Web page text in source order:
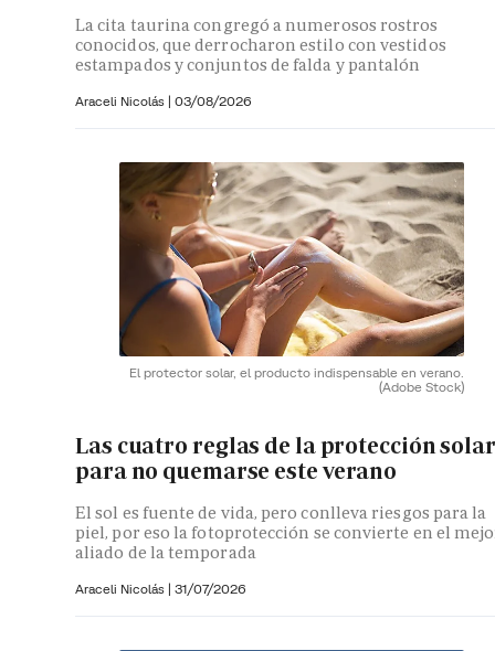
La cita taurina congregó a numerosos rostros
conocidos, que derrocharon estilo con vestidos
estampados y conjuntos de falda y pantalón
Araceli Nicolás | 03/08/2026
El protector solar, el producto indispensable en verano.
(Adobe Stock)
Las cuatro reglas de la protección solar
para no quemarse este verano
El sol es fuente de vida, pero conlleva riesgos para la
piel, por eso la fotoprotección se convierte en el
aliado de la temporada
Araceli Nicolás | 31/07/2026